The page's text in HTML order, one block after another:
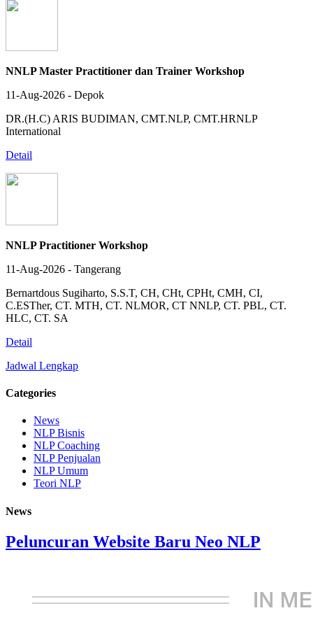
NNLP Master Practitioner dan Trainer Workshop
11-Aug-2026 - Depok
DR.(H.C) ARIS BUDIMAN, CMT.NLP, CMT.HRNLP
International
Detail
NNLP Practitioner Workshop
11-Aug-2026 - Tangerang
Bernartdous Sugiharto, S.S.T, CH, CHt, CPHt, CMH, CI,
C.ESTher, CT. MTH, CT. NLMOR, CT NNLP, CT. PBL, CT.
HLC, CT. SA
Detail
Jadwal Lengkap
Categories
News
NLP Bisnis
NLP Coaching
NLP Penjualan
NLP Umum
Teori NLP
News
Peluncuran Website Baru Neo NLP